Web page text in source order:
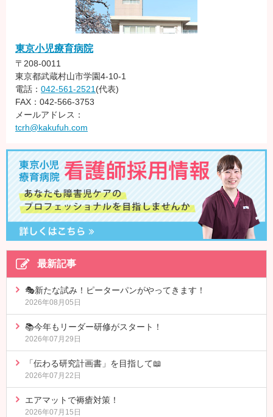
東京小児療育病院
〒208-0011
東京都武蔵村山市学園4-10-1
電話： 042-561-2521 (代表)
FAX：042-566-3753
メールアドレス：
tcrh@kakufuh.com
最新記事
🎭新たな試み！ピーターパンがやってきます！
2026年08月05日
📚今年もリーダー研修がスタート！
2026年07月29日
「伝わる研究計画書」を目指して📖
2026年07月22日
エアマットで褥瘡対策！
2026年07月15日